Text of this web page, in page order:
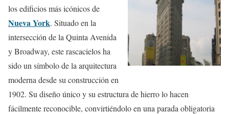
los edificios más icónicos de
Nueva York. Situado en la
intersección de la Quinta Avenida
y Broadway, este rascacielos ha
sido un símbolo de la arquitectura
moderna desde su construcción en
1902. Su diseño único y su estructura de hierro lo hacen
fácilmente reconocible, convirtiéndolo en una parada obligatoria